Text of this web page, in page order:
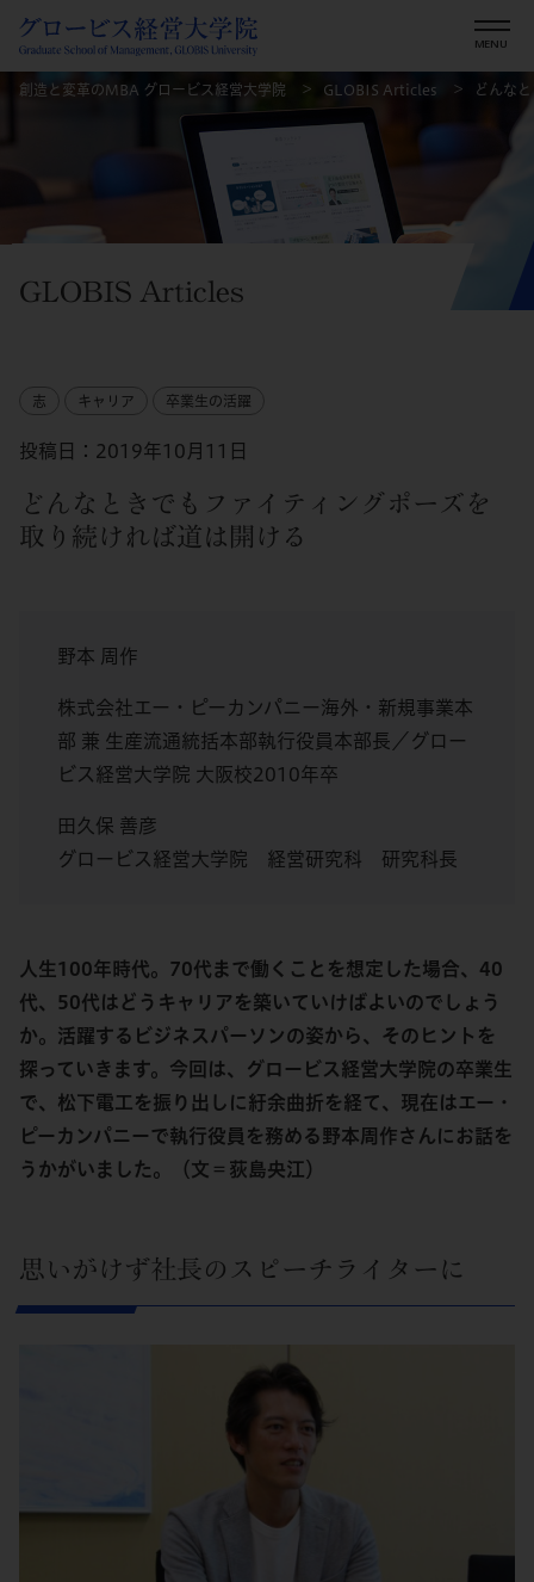
創造と変革のMBA グロービス経営大学院 GLOBIS Articles どんな
GLOBIS Articles
志 キャリア 卒業生の活躍
投稿日：2019年10月11日
どんなときでもファイティングポーズを
取り続ければ道は開ける
野本 周作
株式会社エー・ピーカンパニー海外・新規事業本
部 兼 生産流通統括本部執行役員本部長／グロー
ビス経営大学院 大阪校2010年卒
田久保 善彦
グロービス経営大学院 経営研究科 研究科長
人生100年時代。70代まで働くことを想定した場合、40
代、50代はどうキャリアを築いていけばよいのでしょう
か。活躍するビジネスパーソンの姿から、そのヒントを
探っていきます。今回は、グロービス経営大学院の卒業生
で、松下電工を振り出しに紆余曲折を経て、現在はエー・
ピーカンパニーで執行役員を務める野本周作さんにお話を
うかがいました。（文＝荻島央江）
思いがけず社長のスピーチライターに